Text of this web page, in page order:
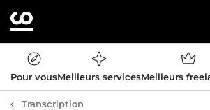
Pour vousMeilleurs servicesMeilleurs
Transcription